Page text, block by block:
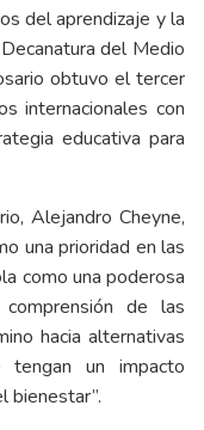
del aprendizaje y la
del Medio
obtuvo el tercer
internacionales con
educativa para
Alejandro Cheyne,
una prioridad en las
como una poderosa
de las
hacia alternativas
tengan un impacto
bienestar”.